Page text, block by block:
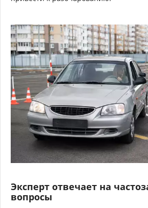
Эксперт отвечает на
вопросы